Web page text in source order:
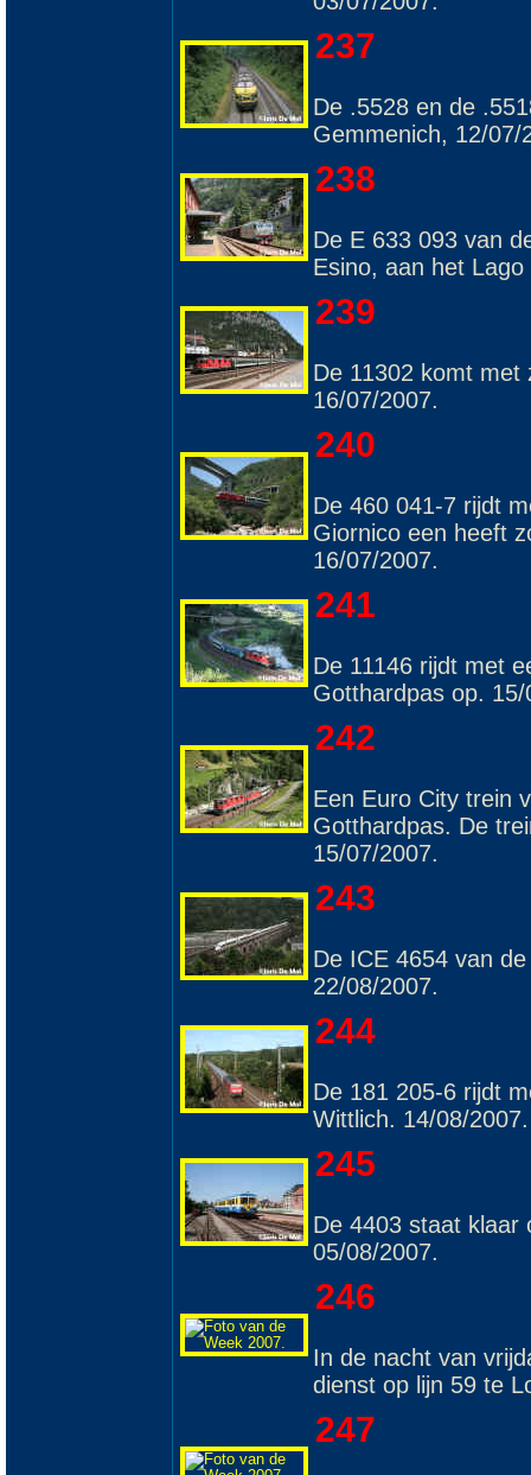
237
De .5528 en de
Gemmenich, 12/07/
238
De E 633 093 van
Esino, aan het
239
De 11302 komt
16/07/2007.
240
De 460 041-7 rijdt
Giornico een heeft
16/07/2007.
241
De 11146 rijdt met
Gotthardpas op.
242
Een Euro City trein
Gotthardpas. De
15/07/2007.
243
De ICE 4654 van
22/08/2007.
244
De 181 205-6 rijdt
Wittlich. 14/08/2007.
245
De 4403 staat klaar
05/08/2007.
246
In de nacht van
dienst op lijn 59 te
247